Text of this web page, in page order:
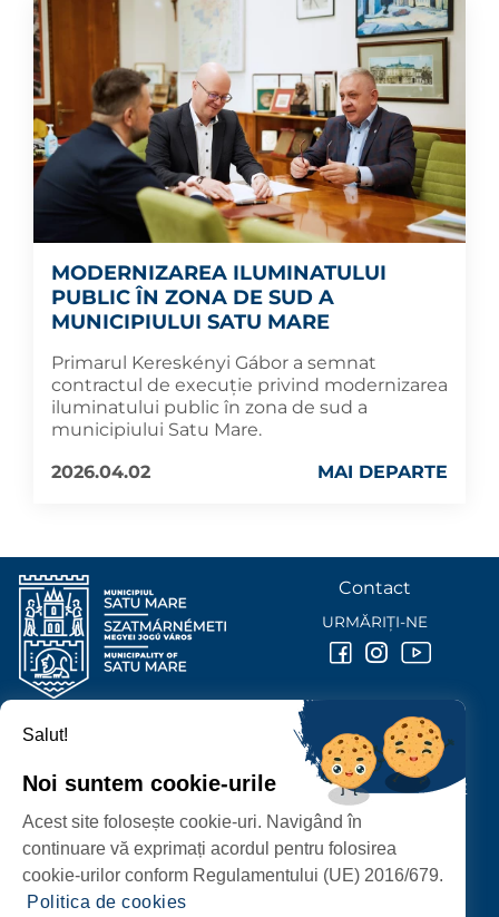
MODERNIZAREA ILUMINATULUI
PUBLIC ÎN ZONA DE SUD A
MUNICIPIULUI SATU MARE
Primarul Kereskényi Gábor a semnat
contractul de execuție privind modernizarea
iluminatului public în zona de sud a
municipiului Satu Mare.
2026.04.02
MAI DEPARTE
PROTECȚIA DATELOR PERSONALE
PRIMĂRIA MUNICIPIULUI
P-ȚA 25 OCTOMBRIE, NR. 1 CORP M, 440026 SATU MARE
Contact
URMĂRIȚI-NE
Salut!
Noi suntem cookie-urile
Acest site folosește cookie-uri. Navigând în
continuare vă exprimați acordul pentru folosirea
cookie-urilor conform Regulamentului (UE) 2016/679.
Politica de cookies